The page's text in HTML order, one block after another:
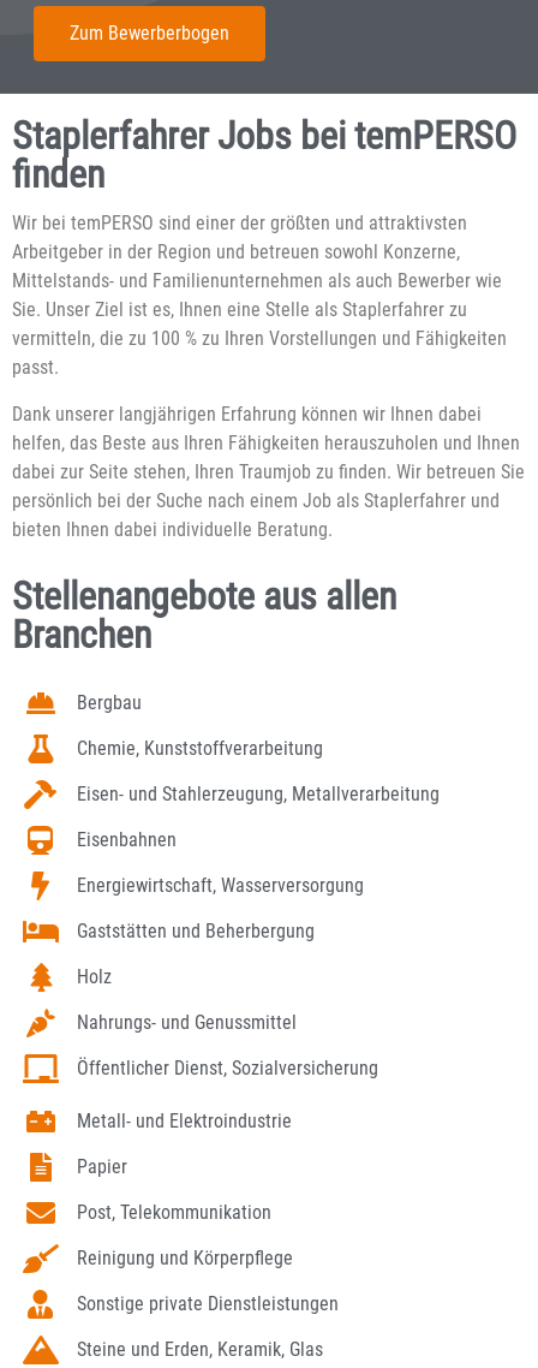
Zum Bewerberbogen
Staplerfahrer Jobs bei temPERSO
finden
Wir bei temPERSO sind einer der größten und attraktivsten
Arbeitgeber in der Region und betreuen sowohl Konzerne,
Mittelstands- und Familienunternehmen als auch Bewerber wie
Sie. Unser Ziel ist es, Ihnen eine Stelle als Staplerfahrer zu
vermitteln, die zu 100 % zu Ihren Vorstellungen und Fähigkeiten
passt.
Dank unserer langjährigen Erfahrung können wir Ihnen dabei
helfen, das Beste aus Ihren Fähigkeiten herauszuholen und Ihnen
dabei zur Seite stehen, Ihren Traumjob zu finden. Wir betreuen Sie
persönlich bei der Suche nach einem Job als Staplerfahrer und
bieten Ihnen dabei individuelle Beratung.
Stellenangebote aus allen
Branchen
Bergbau
Chemie, Kunststoffverarbeitung
Eisen- und Stahlerzeugung, Metallverarbeitung
Eisenbahnen
Energiewirtschaft, Wasserversorgung
Gaststätten und Beherbergung
Holz
Nahrungs- und Genussmittel
Öffentlicher Dienst, Sozialversicherung
Metall- und Elektroindustrie
Papier
Post, Telekommunikation
Reinigung und Körperpflege
Sonstige private Dienstleistungen
Steine und Erden, Keramik, Glas